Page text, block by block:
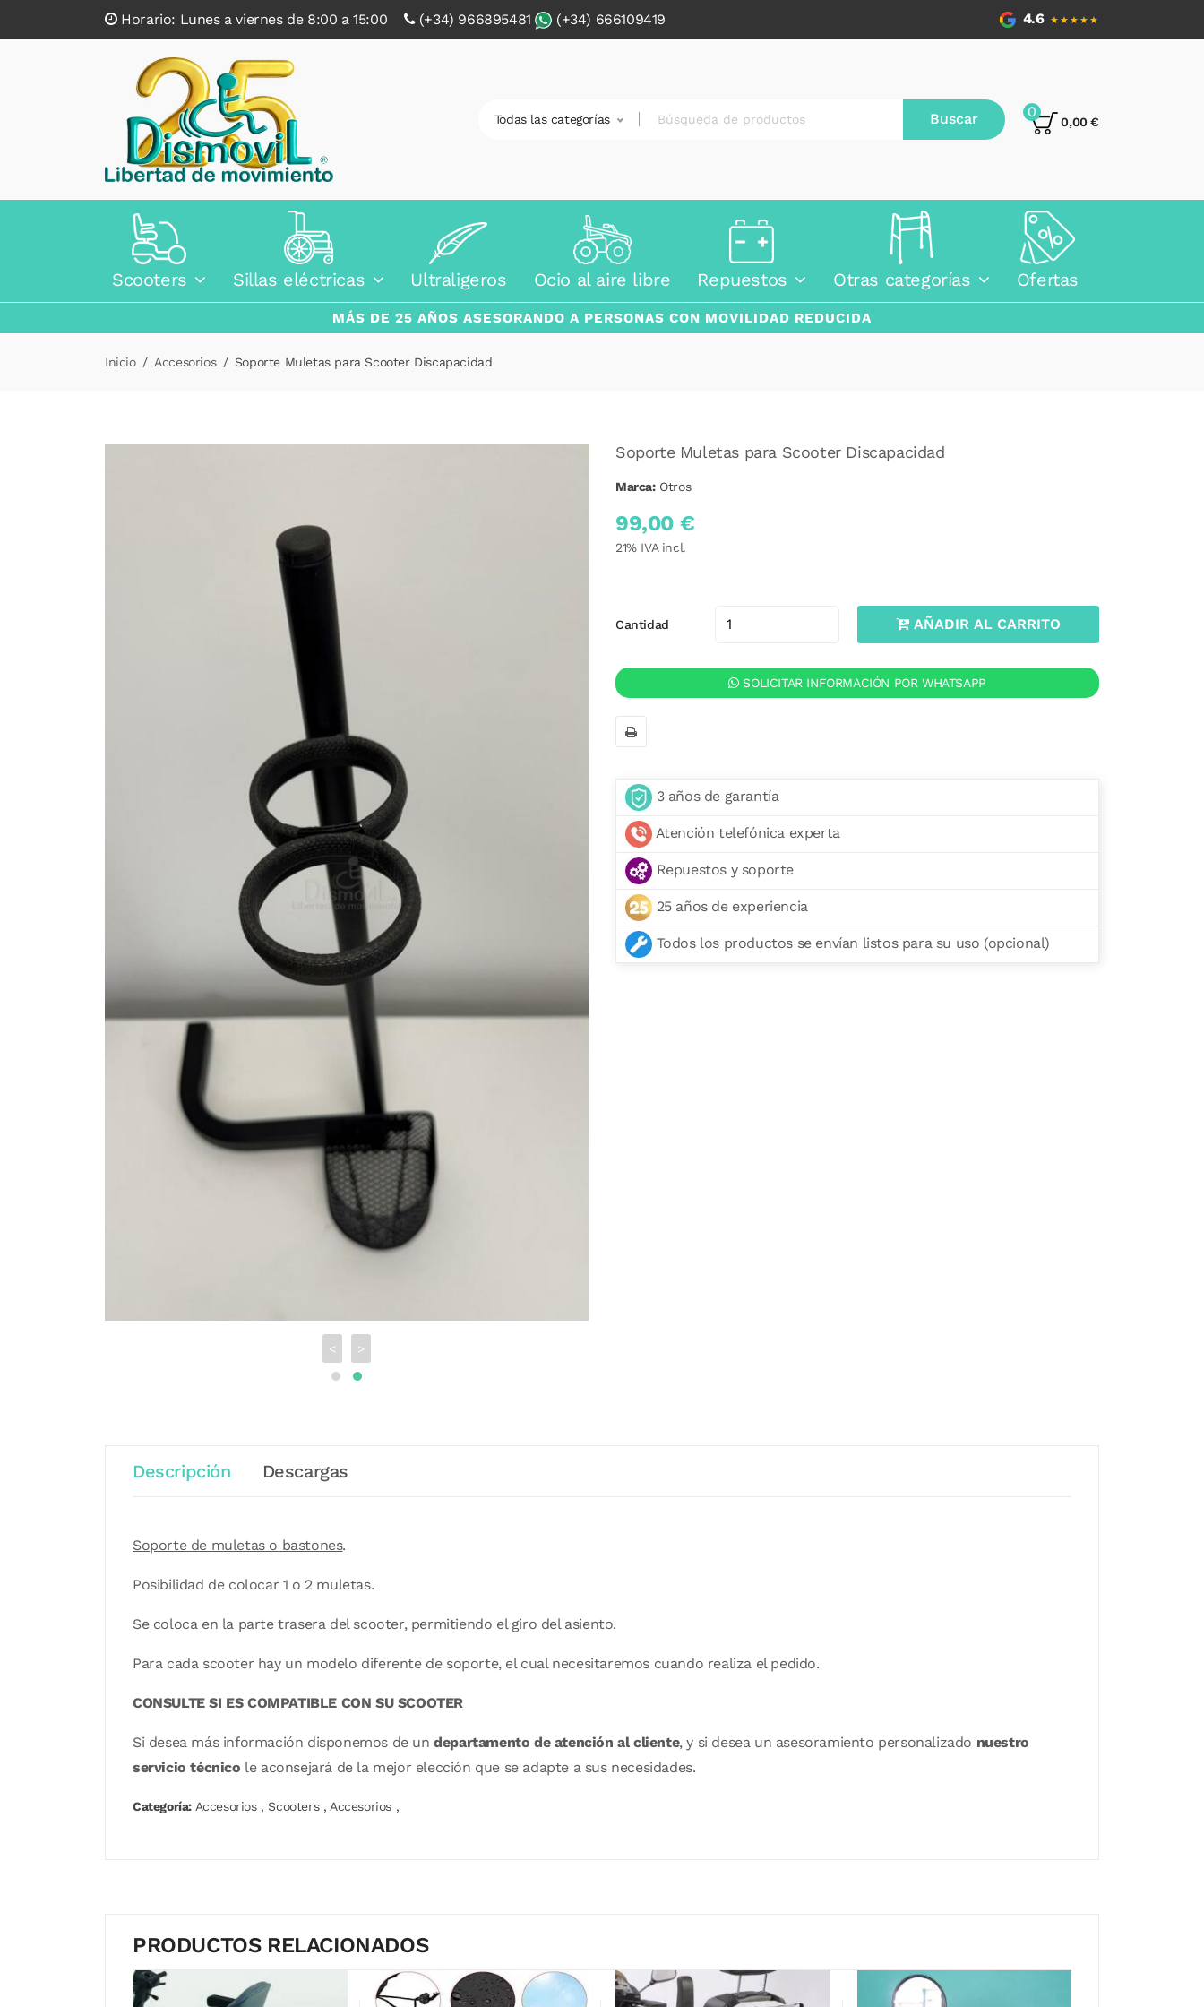
Horario: Lunes a viernes de 8:00 a 15:00 (+34) 966895481 (+34) 666109419 4.6 ★★★★★
Todas las categorías Buscar 0,00 €
0
Scooters Sillas eléctricas Ultraligeros Ocio al aire libre Repuestos Otras categorías Ofertas
MÁS DE 25 AÑOS ASESORANDO A PERSONAS CON MOVILIDAD REDUCIDA
Inicio Accesorios Soporte Muletas para Scooter Discapacidad
< >
Soporte Muletas para Scooter Discapacidad
Marca: Otros
99,00 €
21% IVA incl.
Cantidad AÑADIR AL CARRITO
SOLICITAR INFORMACIÓN POR WHATSAPP
3 años de garantía
Atención telefónica experta
Repuestos y soporte
25 años de experiencia
Todos los productos se envían listos para su uso (opcional)
Descripción Descargas
Soporte de muletas o bastones.
Posibilidad de colocar 1 o 2 muletas.
Se coloca en la parte trasera del scooter, permitiendo el giro del asiento.
Para cada scooter hay un modelo diferente de soporte, el cual necesitaremos cuando realiza el pedido.
CONSULTE SI ES COMPATIBLE CON SU SCOOTER
Si desea más información disponemos de undepartamento de atención al cliente, y si desea un asesoramiento personalizado nuestro
servicio técnico le aconsejará de la mejor elección que se adapte a sus necesidades.
Categoría: Accesorios, Scooters,Accesorios ,
PRODUCTOS RELACIONADOS